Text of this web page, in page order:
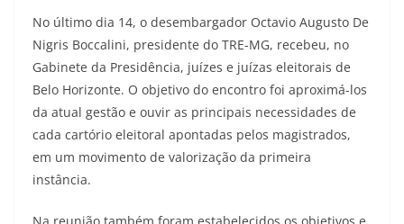
No último dia 14, o desembargador Octavio Augusto De
Nigris Boccalini, presidente do TRE-MG, recebeu, no
Gabinete da Presidência, juízes e juízas eleitorais de
Belo Horizonte. O objetivo do encontro foi aproximá-los
da atual gestão e ouvir as principais necessidades de
cada cartório eleitoral apontadas pelos magistrados,
em um movimento de valorização da primeira
instância.